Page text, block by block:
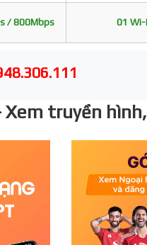
/ 800Mbps 01 Wi-
Xem truyền